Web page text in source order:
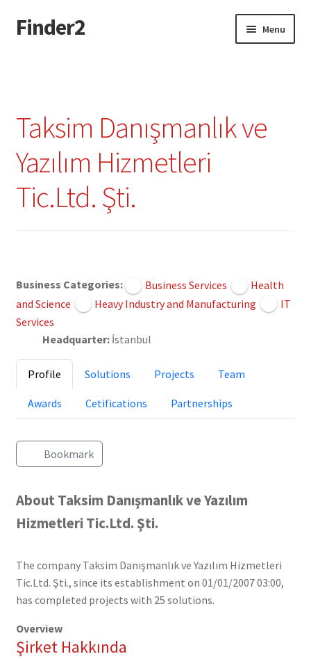
Skip
to
Skip
to
Finder2 Menu
Dashboard
Taksim Danışmanlık ve
Yazılım Hizmetleri
Tic.Ltd. Şti.
Business Categories: Business Services
Health
and Science
Heavy Industry and Manufacturing
IT
Services
Headquarter: İstanbul
Profile Solutions Projects Team
Awards Cetifications Partnerships
Bookmark
About Taksim Danışmanlık ve Yazılım
Hizmetleri Tic.Ltd. Şti.
The company Taksim Danışmanlık ve Yazılım Hizmetleri
Tic.Ltd. Şti., since its establishment on 01/01/2007 03:00,
has completed projects with 25 solutions.
Overview
Şirket Hakkında